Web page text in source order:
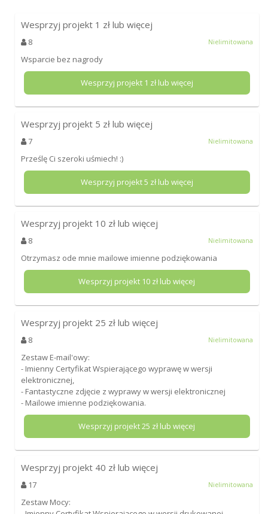
Wesprzyj projekt 1 zł lub więcej
8 Nielimitowana
Wsparcie bez nagrody
Wesprzyj projekt 1 zł lub więcej
Wesprzyj projekt 5 zł lub więcej
7 Nielimitowana
Prześlę Ci szeroki uśmiech! :)
Wesprzyj projekt5 zł lub więcej
Wesprzyj projekt 10 zł lub więcej
8 Nielimitowana
Otrzymasz ode mnie mailowe imienne podziękowania
Wesprzyj projekt 10 zł lub więcej
Wesprzyj projekt 25 zł lub więcej
8 Nielimitowana
Zestaw E-mail'owy:
- Imienny Certyfikat Wspierającego wyprawę w wersji
elektronicznej,
- Fantastyczne zdjęcie z wyprawy w wersji elektronicznej
- Mailowe imienne podziękowania.
Wesprzyj projekt25 zł lub więcej
Wesprzyj projekt 40 zł lub więcej
17 Nielimitowana
Zestaw Mocy: